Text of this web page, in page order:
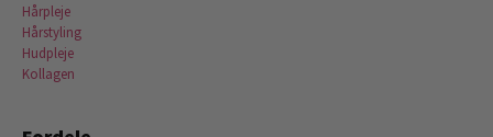
Hårpleje
Hårstyling
Hudpleje
Kollagen